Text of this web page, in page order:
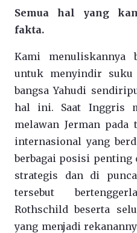
Semua hal yang
fakta.
Kami menuliskannya
untuk menyindir suku
bangsa Yahudi
hal ini. Saat Inggris
melawan Jerman pada
internasional yang
berbagai posisi
strategis dan di
tersebut
Rothschild beserta
yang menjadi